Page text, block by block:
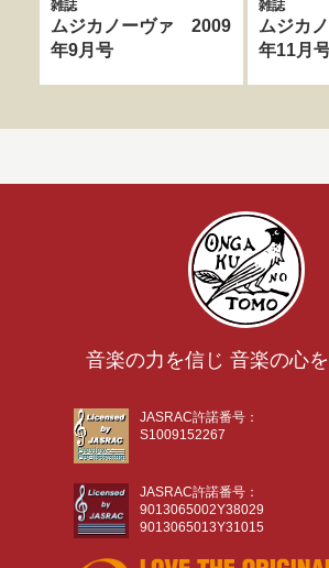
雑誌
ムジカノーヴァ 2009
年9月号
雑誌
ムジカ
年11月
音楽の力を信じ 音楽の心
JASRAC許諾番号：
S1009152267
JASRAC許諾番号：
9013065002Y38029
9013065013Y31015